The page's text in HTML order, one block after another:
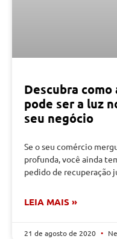
Descubra
pode ser a luz
seu negócio
Se o seu comércio
profunda, você ainda
pedido de recuperação
LEIA MAIS »
21 de agosto de 2020